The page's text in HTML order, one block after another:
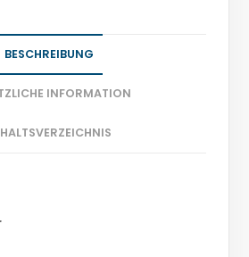
BESCHREIBUNG
INFORMATION